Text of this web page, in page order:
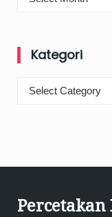
Kategori
Kategori